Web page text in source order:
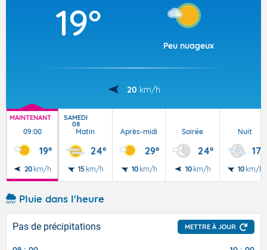
19°
Peu nuageux
20 km/h
MAINTENANT
09:00
19°
20 km/h
SAMEDI
08
Matin
24°
15 km/h
Après-midi
29°
10 km/h
Soirée
24°
10 km/h
Nuit
17°
10 km/h
Pluie dans l'heure
Pas de précipitations METTRE À JOUR